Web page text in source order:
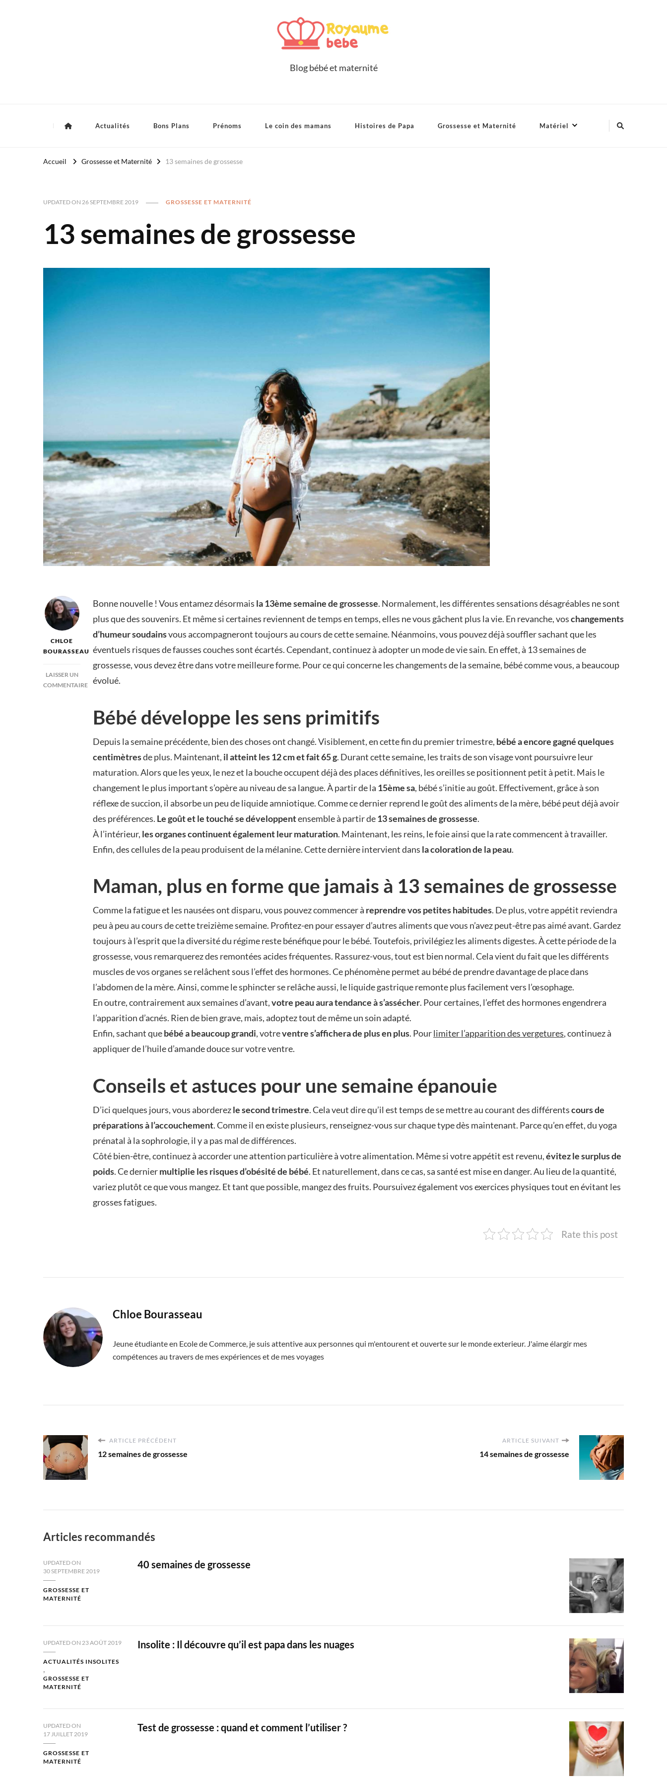
Blog bébé et maternité
Actualités Bons Plans Prénoms Le coin des mamans Histoires de Papa Grossesse et Maternité Matériel
Accueil Grossesse et Maternité 13 semaines de grossesse
UPDATED ON 26 SEPTEMBRE 2019 GROSSESSE ET MATERNITÉ
13 semaines de grossesse
CHLOE
BOURASSEAU
LAISSER UN
COMMENTAIRE
GROSSESSE
Bonne nouvelle ! Vous entamez désormais la 13ème semainede grossesse. Normalement, les différentes sensations désagréables ne sont
plus que des souvenirs. Et même si certaines reviennent de temps en temps, elles ne vous gâchent plus la vie. En revanche, voschangements
d’humeur soudainsvous accompagneront toujours au cours de cette semaine. Néanmoins, vous pouvez déjà souffler sachant que les
éventuels risques de fausses couches sont écartés. Cependant, continuez à adopter un mode de vie sain. En effet, à 13 semaines de
grossesse, vous devez être dans votre meilleure forme. Pour ce qui concerne les changements de la semaine, bébé comme vous, a beaucoup
évolué.
Bébé développe les sens primitifs
Depuis la semaine précédente, bien des choses ont changé. Visiblement, en cette fin du premier trimestre, bébé a encore gagné quelques
centimètresde plus. Maintenant, il atteint les 12 cm et fait 65 g. Durant cette semaine, les traits de son visage vont poursuivre leur
maturation. Alors que les yeux, le nez et la bouche occupent déjà des places définitives, les oreilles se positionnent petit à petit. Mais le
changement le plus important s’opère au niveau de sa langue. À partir de la 15ème sa, bébé s’initie au goût. Effectivement, grâce à son
réflexe de succion, il absorbe un peu de liquide amniotique. Comme ce dernier reprend le goût des aliments de la mère, bébé peut déjà avoir
des préférences. Le goût et le touché se développentensemble à partir de13 semaines de grossesse.
À l’intérieur, les organes continuent également leur maturation. Maintenant, les reins, le foie ainsi que la rate commencent à travailler.
Enfin, des cellules de la peau produisent de la mélanine. Cette dernière intervient dans la coloration de la peau.
Maman, plus en forme que jamais à 13 semaines de grossesse
Comme la fatigue et les nausées ont disparu, vous pouvez commencer à reprendre vos petites habitudes. De plus, votre appétit reviendra
peu à peu au cours de cette treizième semaine. Profitez-en pour essayer d’autres aliments que vous n’avez peut-être pas aimé avant. Gardez
toujours à l’esprit que la diversité du régime reste bénéfique pour le bébé. Toutefois, privilégiez les aliments digestes. À cette période de la
grossesse, vous remarquerez des remontées acides fréquentes. Rassurez-vous, tout est bien normal. Cela vient du fait que les différents
muscles de vos organes se relâchent sous l’effet des hormones. Ce phénomène permet au bébé de prendre davantage de place dans
l’abdomen de la mère. Ainsi, comme le sphincter se relâche aussi, le liquide gastrique remonte plus facilement vers l’œsophage.
En outre, contrairement aux semaines d’avant,votre peau aura tendance à s’assécher. Pour certaines, l’effet des hormones engendrera
l’apparition d’acnés. Rien de bien grave, mais, adoptez tout de même un soin adapté.
Enfin, sachant quebébé a beaucoup grandi, votreventre s’affichera de plus en plus. Pourlimiter l’apparition des vergetures, continuez à
appliquer de l’huile d’amande douce sur votre ventre.
Conseils et astuces pour une semaine épanouie
D’ici quelques jours, vous aborderezle second trimestre. Cela veut dire qu’il est temps de se mettre au courant des différentscours de
préparations à l’accouchement. Comme il en existe plusieurs, renseignez-vous sur chaque type dès maintenant. Parce qu’en effet, du yoga
prénatal à la sophrologie, il y a pas mal de différences.
Côté bien-être, continuez à accorder une attention particulière à votre alimentation. Même si votre appétit est revenu,évitez le surplus de
poids. Ce derniermultiplie les risques d’obésité de bébé. Et naturellement, dans ce cas, sa santé est mise en danger. Au lieu de la quantité,
variez plutôt ce que vous mangez. Et tant que possible, mangez des fruits. Poursuivez également vos exercices physiques tout en évitant les
grosses fatigues.
Rate this post
Chloe Bourasseau
Jeune étudiante en Ecole de Commerce, je suis attentive aux personnes qui m'entourent et ouverte sur le monde exterieur. J'aime élargir mes
compétences au travers de mes expériences et de mes voyages
ARTICLE PRÉCÉDENT
12 semaines de grossesse
ARTICLE SUIVANT
14 semaines de grossesse
Articles recommandés
UPDATED ON
30 SEPTEMBRE 2019
GROSSESSE ET
MATERNITÉ
40 semaines de grossesse
UPDATED ON 23 AOÛT 2019
ACTUALITÉS INSOLITES
GROSSESSE ET
MATERNITÉ
Insolite : Il découvre qu’il est papa dans les nuages
UPDATED ON
17 JUILLET 2019
GROSSESSE ET
MATERNITÉ
Test de grossesse : quand et comment l’utiliser ?